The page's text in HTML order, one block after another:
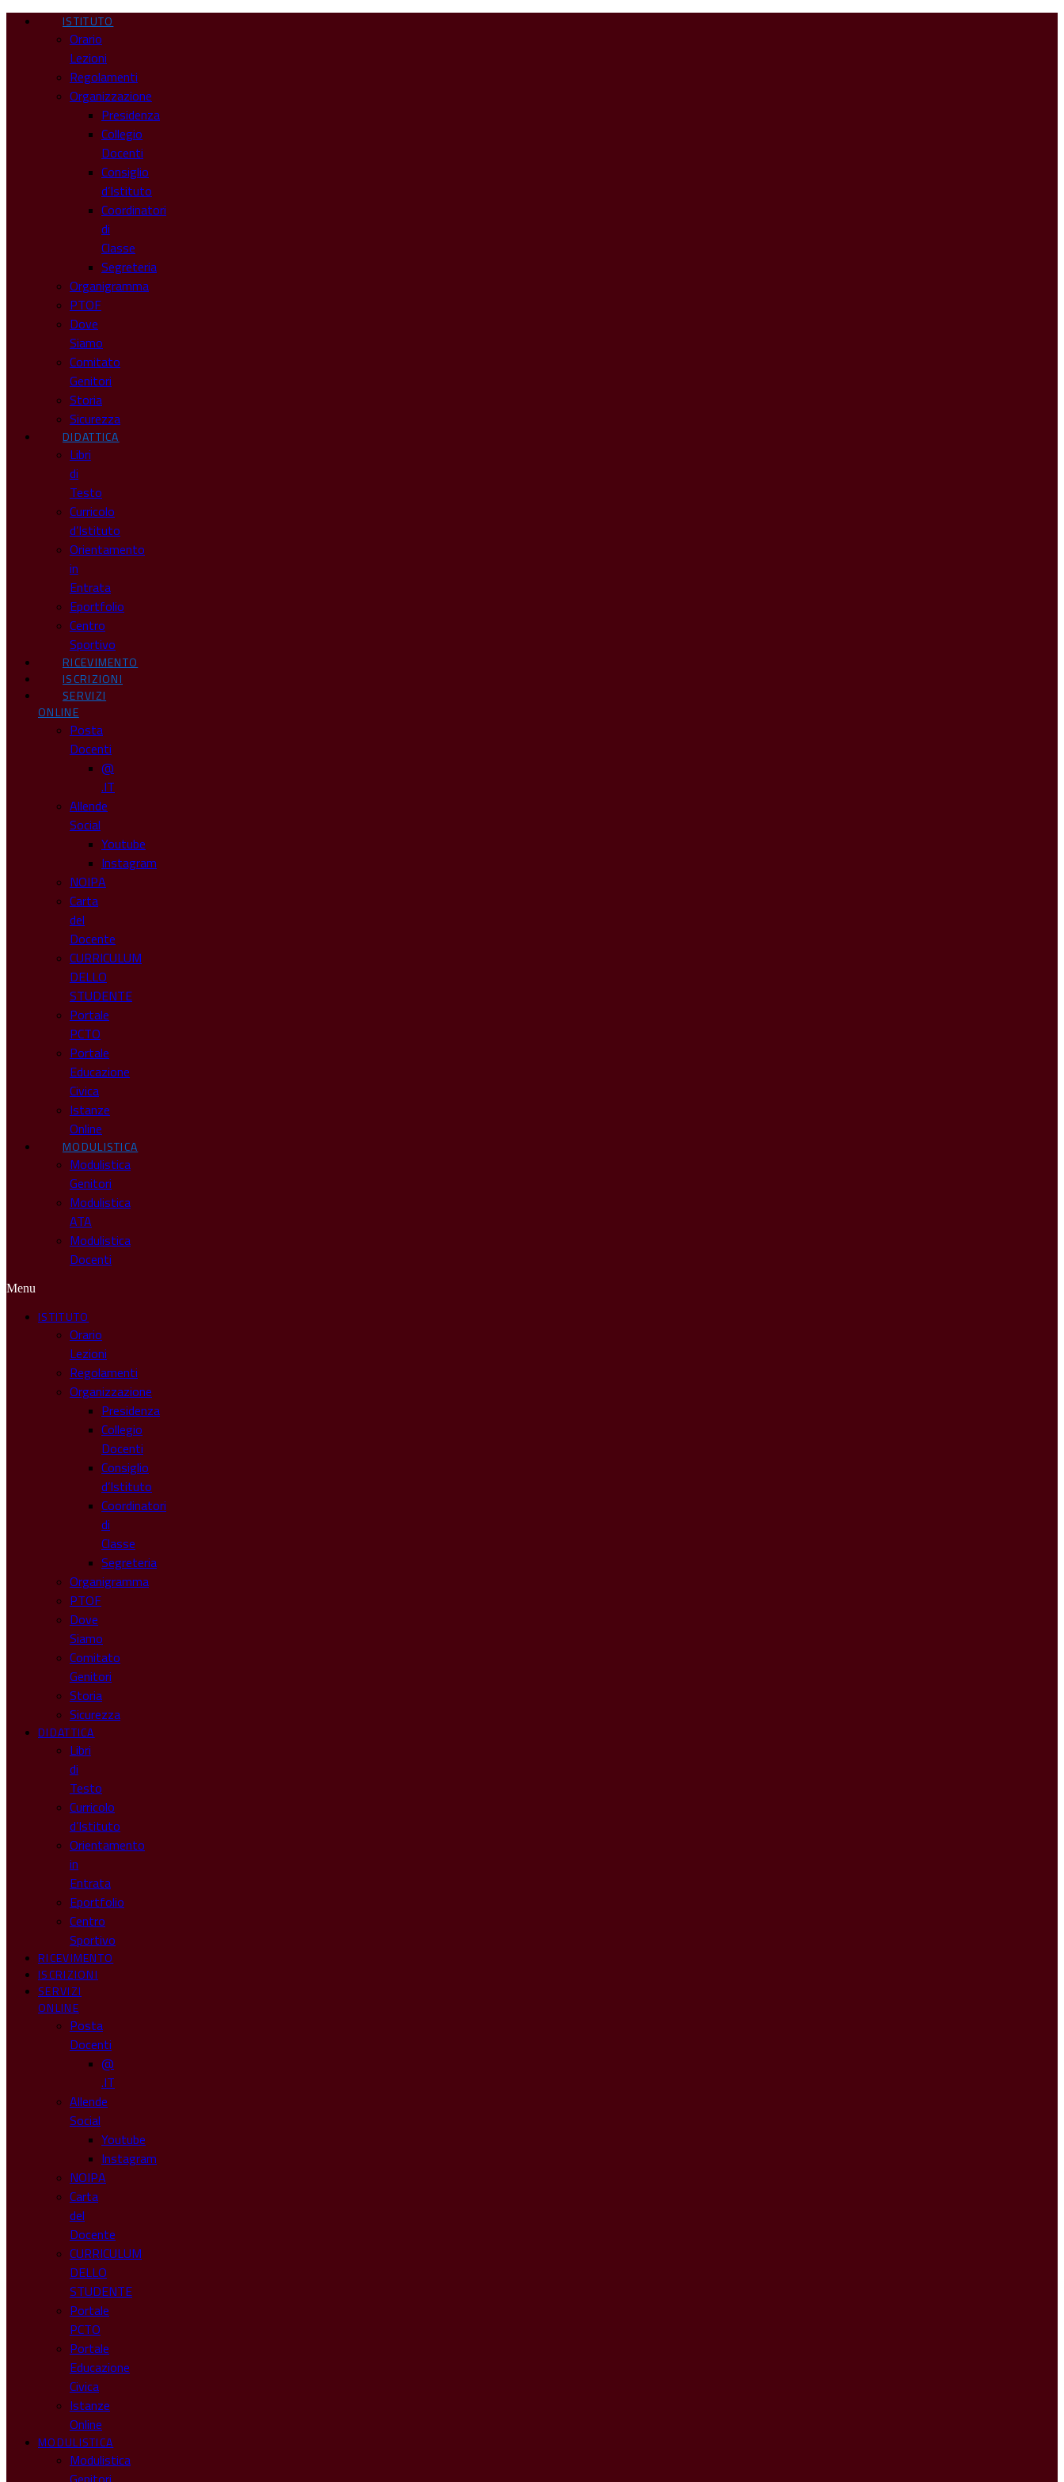
ISTITUTO
Orario
Lezioni
Regolamenti
Organizzazione
Presidenza
Collegio
Docenti
Consiglio
d’Istituto
Coordinatori
di
Classe
Segreteria
Organigramma
PTOF
Dove
Siamo
Comitato
Genitori
Storia
Sicurezza
DIDATTICA
Libri
di
Testo
Curricolo
d’Istituto
Orientamento
in
Entrata
Eportfolio
Centro
Sportivo
RICEVIMENTO
ISCRIZIONI
SERVIZI
ONLINE
Posta
Docenti
@
.IT
Allende
Social
Youtube
Instagram
NOIPA
Carta
del
Docente
CURRICULUM
DELLO
STUDENTE
Portale
PCTO
Portale
Educazione
Civica
Istanze
Online
MODULISTICA
Modulistica
Genitori
Modulistica
ATA
Modulistica
Docenti
Menu
ISTITUTO
Orario
Lezioni
Regolamenti
Organizzazione
Presidenza
Collegio
Docenti
Consiglio
d’Istituto
Coordinatori
di
Classe
Segreteria
Organigramma
PTOF
Dove
Siamo
Comitato
Genitori
Storia
Sicurezza
DIDATTICA
Libri
di
Testo
Curricolo
d’Istituto
Orientamento
in
Entrata
Eportfolio
Centro
Sportivo
RICEVIMENTO
ISCRIZIONI
SERVIZI
ONLINE
Posta
Docenti
@
.IT
Allende
Social
Youtube
Instagram
NOIPA
Carta
del
Docente
CURRICULUM
DELLO
STUDENTE
Portale
PCTO
Portale
Educazione
Civica
Istanze
Online
MODULISTICA
Modulistica